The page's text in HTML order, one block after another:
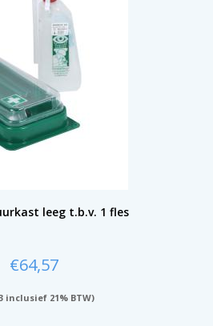
leeg t.b.v. 1 fles
€64,57
inclusief 21% BTW)